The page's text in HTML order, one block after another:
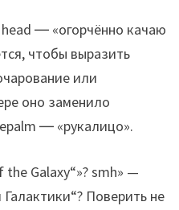
― «огорчённо качаю
чтобы выразить
или
оно заменило
― «рукалицо».
the Galaxy“»? smh» —
Поверить не